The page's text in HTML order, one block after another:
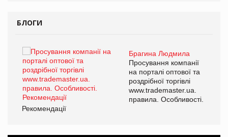
БЛОГИ
Брагина Людмила
Просування компанії
на порталі оптової та
роздрібної торгівлі
www.trademaster.ua.
правила. Особливості.
Рекомендації